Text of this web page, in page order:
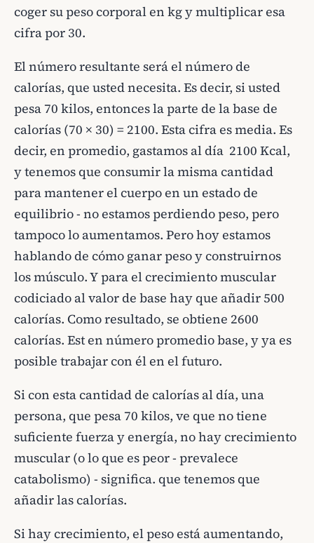
coger su peso corporal en kg y multiplicar esa
cifra por 30.
El número resultante será el número de
calorías, que usted necesita. Es decir, si usted
pesa 70 kilos, entonces la parte de la base de
calorías (70 × 30) = 2100. Esta cifra es media. Es
decir, en promedio, gastamos al día 2100 Kcal,
y tenemos que consumir la misma cantidad
para mantener el cuerpo en un estado de
equilibrio - no estamos perdiendo peso, pero
tampoco lo aumentamos. Pero hoy estamos
hablando de cómo ganar peso y construirnos
los músculo. Y para el crecimiento muscular
codiciado al valor de base hay que añadir 500
calorías. Como resultado, se obtiene 2600
calorías. Est en número promedio base, y ya es
posible trabajar con él en el futuro.
Si con esta cantidad de calorías al día, una
persona, que pesa 70 kilos, ve que no tiene
suficiente fuerza y energía, no hay crecimiento
muscular (o lo que es peor - prevalece
catabolismo) - significa. que tenemos que
añadir las calorías.
Si hay crecimiento, el peso está aumentando,